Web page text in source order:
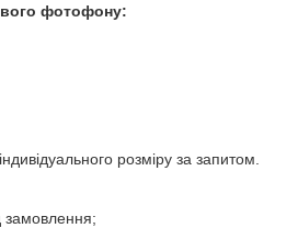
фотофону:
розміру за запитом.
замовлення;